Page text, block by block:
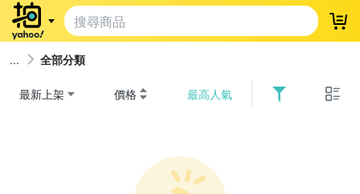
登
全部分類
最新上架 價格 最高人氣